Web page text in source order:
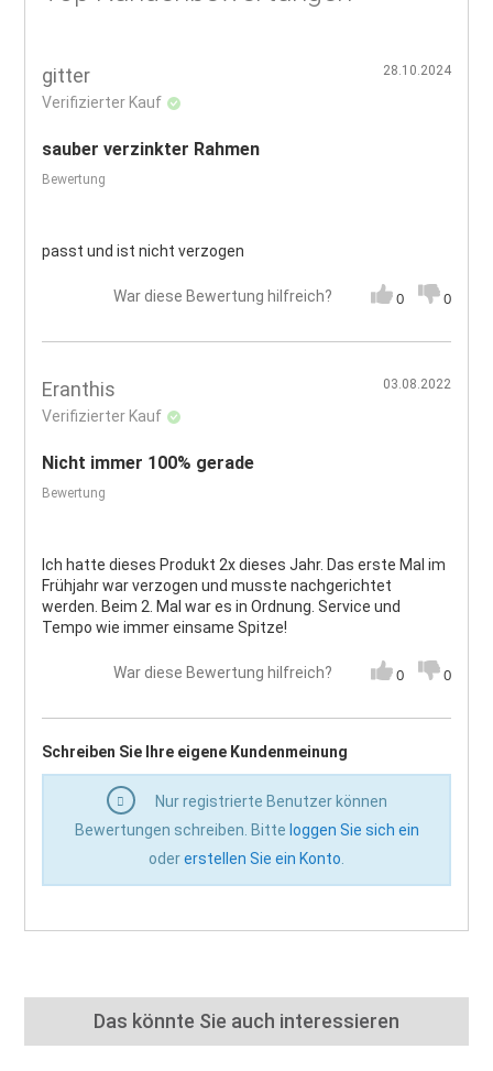
gitter
Verifizierter Kauf
28.10.2024
sauber verzinkter Rahmen
Bewertung
passt und ist nicht verzogen
War diese Bewertung hilfreich? 0 0
Eranthis
Verifizierter Kauf
03.08.2022
Nicht immer 100% gerade
Bewertung
Ich hatte dieses Produkt 2x dieses Jahr. Das erste Mal im
Frühjahr war verzogen und musste nachgerichtet
werden. Beim 2. Mal war es in Ordnung. Service und
Tempo wie immer einsame Spitze!
War diese Bewertung hilfreich? 0 0
Schreiben Sie Ihre eigene Kundenmeinung
Nur registrierte Benutzer können
Bewertungen schreiben. Bitte loggen Sie sich ein
odererstellen Sie ein Konto.
Das könnte Sie auch interessieren